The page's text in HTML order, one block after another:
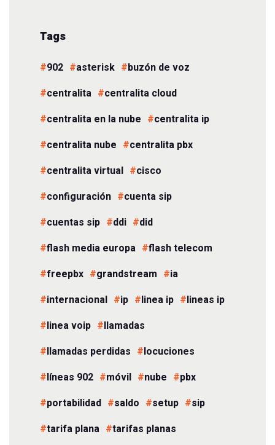
Tags
902 asterisk
buzón de voz
centralita
centralita cloud
centralita en la nube
centralita ip
centralita nube
centralita pbx
centralita virtual
cisco
configuración
cuenta sip
cuentas sip
ddi
did
flash media europa
flash telecom
freepbx
grandstream
ia
internacional
ip linea ip
lineas ip
linea voip
llamadas
llamadas perdidas
locuciones
líneas 902
móvil nube
pbx
portabilidad
saldo setup
sip
tarifa plana
tarifas planas